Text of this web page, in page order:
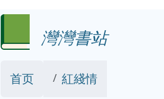
灣灣書站
首页 紅綫情